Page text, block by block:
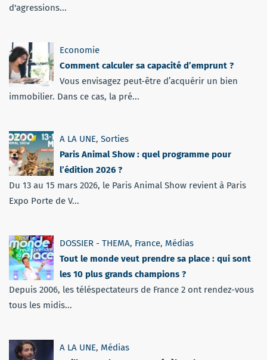
d'agressions...
Economie
Comment calculer sa capacité d’emprunt ?
Vous envisagez peut-être d’acquérir un bien
immobilier. Dans ce cas, la pré...
A LA UNE, Sorties
Paris Animal Show : quel programme pour
l’édition 2026 ?
Du 13 au 15 mars 2026, le Paris Animal Show revient à Paris
Expo Porte de V...
DOSSIER - THEMA, France, Médias
Tout le monde veut prendre sa place : qui sont
les 10 plus grands champions ?
Depuis 2006, les téléspectateurs de France 2 ont rendez-vous
tous les midis...
A LA UNE, Médias